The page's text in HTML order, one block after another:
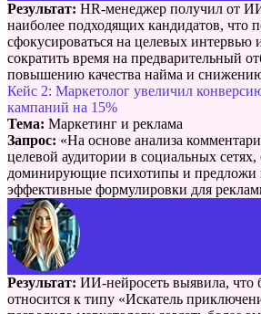
Результат: HR-менеджер получил от
наиболее подходящих кандидатов, что
сфокусироваться на целевых интервью
сократить время на предварительный
повышению качества найма и снижению
Кейс 2: Маркетолог увеличил
кампаний на 15%
Тема: Маркетинг и реклама
Запрос: «На основе анализа
целевой аудитории в социальных
доминирующие психотипы и предложи
эффективные формулировки для
Результат: ИИ-нейросеть выявила, что
относится к типу «Искатель